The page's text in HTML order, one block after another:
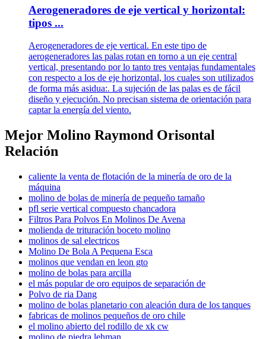
Aerogeneradores de eje vertical y horizontal:
tipos ...
Aerogeneradores de eje vertical. En este tipo de
aerogeneradores las palas rotan en torno a un eje central
vertical, presentando por lo tanto tres ventajas fundamentales
con respecto a los de eje horizontal, los cuales son utilizados
de forma más asidua:. La sujeción de las palas es de fácil
diseño y ejecución. No precisan sistema de orientación para
captar la energía del viento.
Mejor Molino Raymond Orisontal
Relación
caliente la venta de flotación de la minería de oro de la
máquina
molino de bolas de minería de pequeño tamaño
pfl serie vertical compuesto chancadora
Filtros Para Polvos En Molinos De Avena
molienda de trituración boceto molino
molinos de sal electricos
Molino De Bola A Pequena Esca
molinos que vendan en leon gto
molino de bolas para arcilla
el más popular de oro equipos de separación de
Polvo de ria Dang
molino de bolas planetario con aleación dura de los tanques
fabricas de molinos pequeños de oro chile
el molino abierto del rodillo de xk cw
molino de piedra lehman